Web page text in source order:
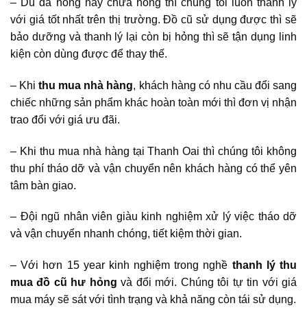
– Dù đã hỏng hay chưa hỏng thì chúng tôi luôn thanh lý
với giá tốt nhất trên thị trường. Đồ cũ sử dụng được thì sẽ
bảo dưỡng và thanh lý lại còn bị hỏng thì sẽ tận dụng linh
kiện còn dùng được để thay thế.
– Khithu mua nhà hàng, khách hàng có nhu cầu đổi sang
chiếc những sản phẩm khác hoàn toàn mới thì đơn vị nhận
trao đổi với giá ưu đãi.
– Khi thu mua nhà hàng tại Thanh Oai thì chúng tôi không
thu phí tháo dỡ và vận chuyển nên khách hàng có thể yên
tâm bàn giao.
– Đội ngũ nhân viên giàu kinh nghiệm xử lý việc tháo dỡ
và vận chuyển nhanh chóng, tiết kiệm thời gian.
– Với hơn 15 year kinh nghiệm trong nghề thanh
lý thu
mua đồ cũ hư hỏngvà đổi mới. Chúng tôi tự tin với giá
mua máy sẽ sát với tình trạng và khả năng còn tái sử dụng.